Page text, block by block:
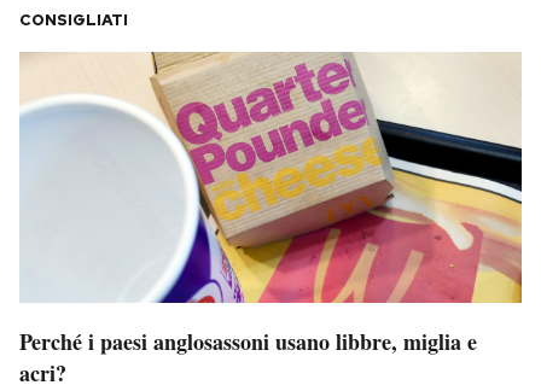
CONSIGLIATI
Perché i paesi anglosassoni usano libbre, miglia e
acri?